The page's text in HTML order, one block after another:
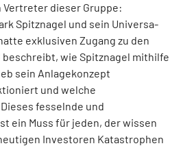
dieser Gruppe:
Spitznagel und sein Universa-
exklusiven Zugang zu den
wie Spitznagel mithilfe
sein Anlagekonzept
und welche
fesselnde und
ein Muss für jeden, der wissen
Investoren Katastrophen